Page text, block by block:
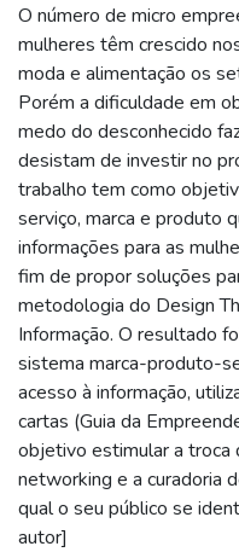
O número de micro
mulheres têm crescido
moda e alimentação os
Porém a dificuldade em
medo do desconhecido
desistam de investir no
trabalho tem como
serviço, marca e produto
informações para as
fim de propor soluções
metodologia do Design
Informação. O resultado
sistema marca-produto-
acesso à informação,
cartas (Guia da
objetivo estimular a troca
networking e a curadoria
qual o seu público se
autor]